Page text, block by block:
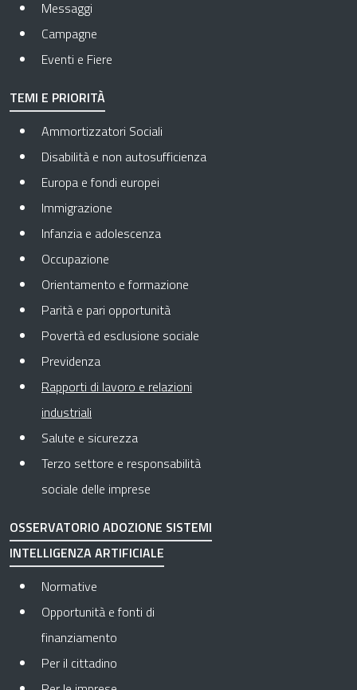
Messaggi
Campagne
Eventi e Fiere
TEMI E PRIORITÀ
Ammortizzatori Sociali
Disabilità e non autosufficienza
Europa e fondi europei
Immigrazione
Infanzia e adolescenza
Occupazione
Orientamento e formazione
Parità e pari opportunità
Povertà ed esclusione sociale
Previdenza
Rapporti di lavoro e relazioni
industriali
Salute e sicurezza
Terzo settore e responsabilità
sociale delle imprese
OSSERVATORIO ADOZIONE SISTEMI
INTELLIGENZA ARTIFICIALE
Normative
Opportunità e fonti di
finanziamento
Per il cittadino